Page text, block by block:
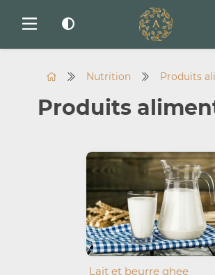
Nutrition Produits
Produits
Lait et beurre ghee